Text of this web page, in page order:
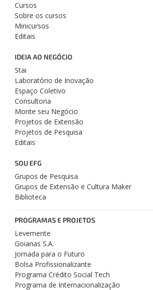
Cursos
Sobre os cursos
Minicursos
Editais
IDEIA AO NEGÓCIO
Stai
Laboratório de Inovação
Espaço Coletivo
Consultoria
Monte seu Negócio
Projetos de Extensão
Projetos de Pesquisa
Editais
SOU EFG
Grupos de Pesquisa
Grupos de Extensão e Cultura Maker
Biblioteca
PROGRAMAS E PROJETOS
Levemente
Goianas S.A.
Jornada para o Futuro
Bolsa Profissionalizante
Programa Crédito Social Tech
Programa de Internacionalização